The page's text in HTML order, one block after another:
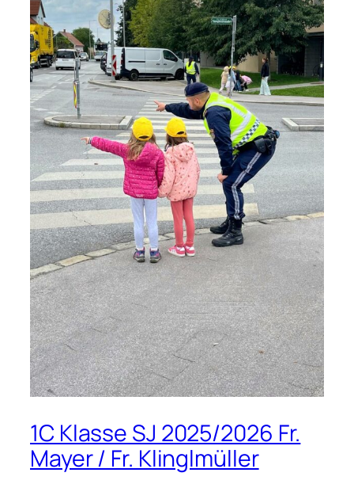
1C Klasse SJ 2025/2026 Fr.
Mayer / Fr. Klinglmüller